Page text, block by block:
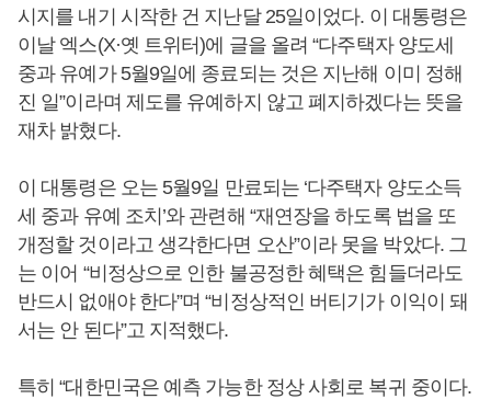
시지를 내기 시작한 건 지난달 25일이었다. 이 대통령은
이날 엑스(X·옛 트위터)에 글을 올려 “다주택자 양도세
중과 유예가 5월9일에 종료되는 것은 지난해 이미 정해
진 일”이라며 제도를 유예하지 않고 폐지하겠다는 뜻을
재차 밝혔다.
이 대통령은 오는 5월9일 만료되는 ‘다주택자 양도소득
세 중과 유예 조치’와 관련해 “재연장을 하도록 법을 또
개정할 것이라고 생각한다면 오산”이라 못을 박았다. 그
는 이어 “비정상으로 인한 불공정한 혜택은 힘들더라도
반드시 없애야 한다”며 “비정상적인 버티기가 이익이 돼
서는 안 된다”고 지적했다.
특히 “대한민국은 예측 가능한 정상 사회로 복귀 중이다.